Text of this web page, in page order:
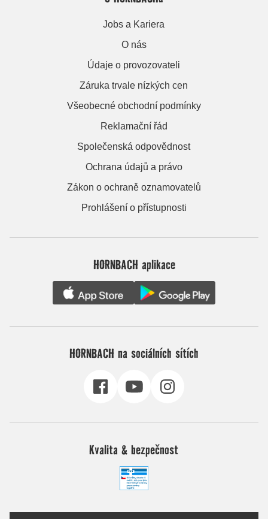
Jobs a Kariera
O nás
Údaje o provozovateli
Záruka trvale nízkých cen
Všeobecné obchodní podmínky
Reklamační řád
Společenská odpovědnost
Ochrana údajů a právo
Zákon o ochraně oznamovatelů
Prohlášení o přístupnosti
HORNBACH aplikace
HORNBACH na sociálních sítích
Kvalita & bezpečnost